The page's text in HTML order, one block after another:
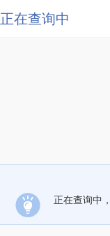
正在查询中
正在查询中